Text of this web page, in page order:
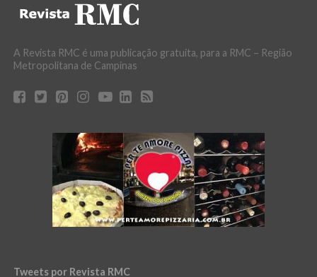
A Revista RMC é uma publicação gratuita, para a RMC – Região
Metropolitana de Campinas
Tweets por Revista RMC